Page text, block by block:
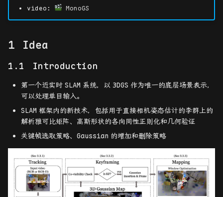
软件相关
系统相关
杂项
摄像机模型
单视图几何
对极几何和基本矩阵
摄像机和结构的 3D 重构
EndoNeRF
Hamlyn
SCARED
RigidFusion
NID-SLAM
Gaussian Insertion
Mapping
Reference
InstantSplat
DAS3R
CUT3R
Easi3R
MASt3R-SLAM
SLAM3R
VGGT
LGS
Deform3DGS
EH-SurGS
Endo-4DGX
ColorGS
D4Recon
Reconstruction
杂项
视频图像处理工具
video:
MonoGS
Idea
Introduction
第一个近实时 SLAM 系统，以 3DGS 作为唯一的底层场景表示，
可以处理单目输入。
SLAM 框架内的新技术，包括用于直接相机姿态估计的李群上的
解析雅可比矩阵、高斯形状的各向同性正则化和几何验证
关键帧选取策略、Gaussian 的增加和删除策略